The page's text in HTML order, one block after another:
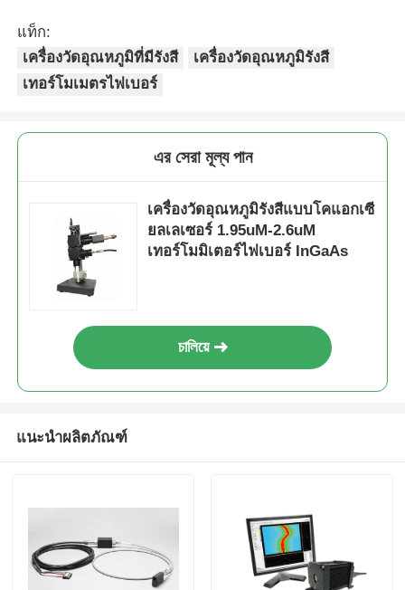
แท็ก:
เครื่องวัดอุณหภูมิที่มีรังสี
เครื่องวัดอุณหภูมิรังสี
เทอร์โมเมตรไฟเบอร์
এর সেরা মূল্য পান
เครื่องวัดอุณหภูมิรังสีแบบโคแอกเซี
ยลเลเซอร์ 1.95uM-2.6uM
เทอร์โมมิเตอร์ไฟเบอร์ InGaAs
চালিয়ে
แนะนำผลิตภัณฑ์